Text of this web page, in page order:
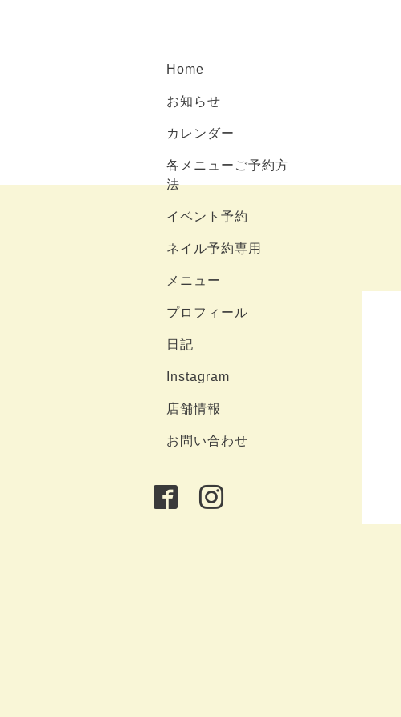
Home
お知らせ
カレンダー
各メニューご予約方
法
イベント予約
ネイル予約専用
メニュー
プロフィール
日記
Instagram
店舗情報
お問い合わせ